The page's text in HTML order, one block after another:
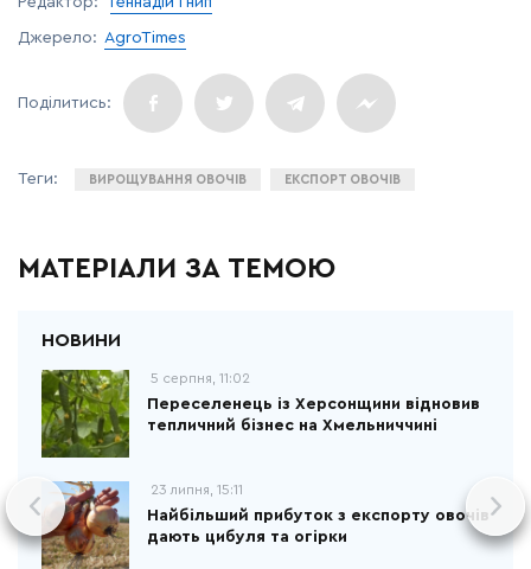
Джерело: AgroTimes
ВИРОЩУВАННЯ ОВОЧІВ ЕКСПОРТ ОВОЧІВ
МАТЕРІАЛИ ЗА ТЕМОЮ
5 серпня, 11:02
Переселенець із Херсонщини відновив
тепличний бізнес на Хмельниччині
23 липня, 15:11
Найбільший прибуток з експорту овочів
дають цибуля та огірки